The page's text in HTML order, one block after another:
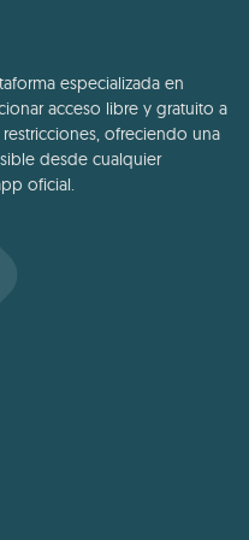
especializada en
acceso libre y gratuito a
ofreciendo una
desde cualquier
oficial.